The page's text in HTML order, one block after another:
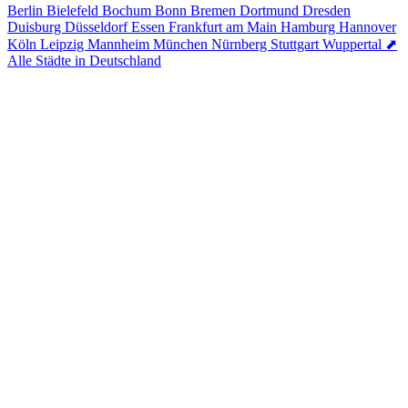
Berlin Bielefeld Bochum Bonn Bremen Dortmund Dresden
Duisburg DüsseldorfEssen Frankfurt am Main Hamburg Hannover
Köln Leipzig Mannheim München Nürnberg Stuttgart Wuppertal ⬈
Alle Städte in Deutschland